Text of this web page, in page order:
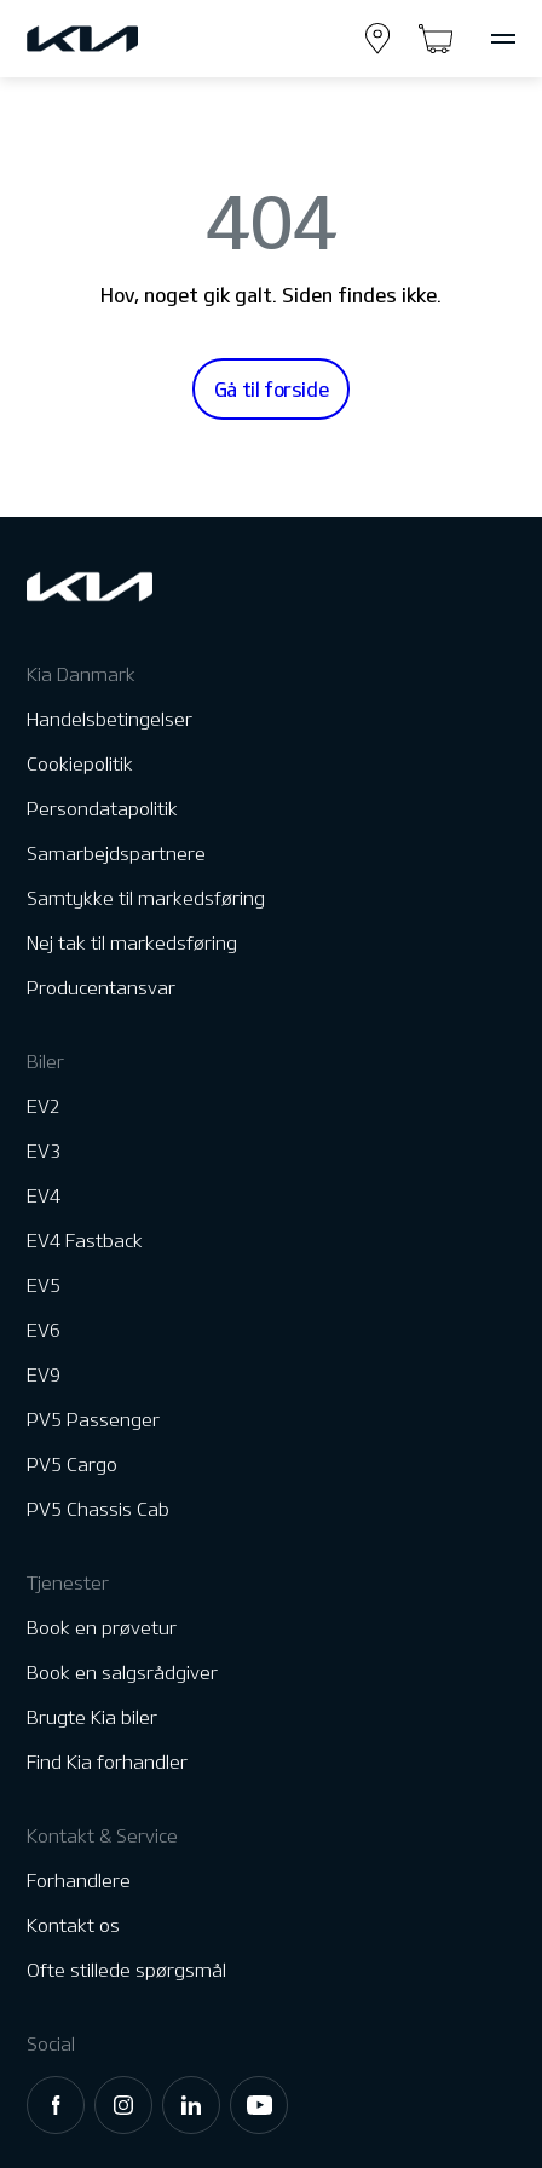
404
Hov, noget gik galt. Siden findes ikke.
Gå til forside
Kia Danmark
Handelsbetingelser
Cookiepolitik
Persondatapolitik
Samarbejdspartnere
Samtykke til markedsføring
Nej tak til markedsføring
Producentansvar
Biler
EV2
EV3
EV4
EV4 Fastback
EV5
EV6
EV9
PV5 Passenger
PV5 Cargo
PV5 Chassis Cab
Tjenester
Book en prøvetur
Book en salgsrådgiver
Brugte Kia biler
Find Kia forhandler
Kontakt & Service
Forhandlere
Kontakt os
Ofte stillede spørgsmål
Social